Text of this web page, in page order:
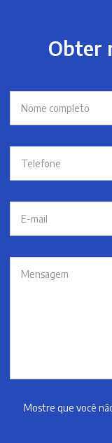
Obter
Mostre que você